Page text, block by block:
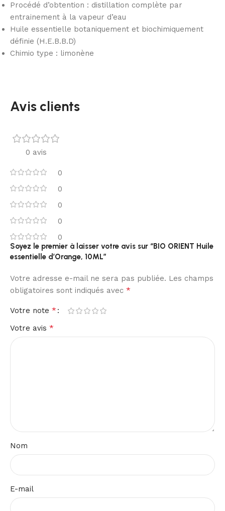
Procédé d’obtention : distillation complète par
entrainement à la vapeur d’eau
Huile essentielle botaniquement et biochimiquement
définie (H.E.B.B.D)
Chimio type : limonène
Avis clients
0 avis
0
0
0
0
0
Soyez le premier à laisser votre avis sur “BIO ORIENT Huile
essentielle d’Orange, 10ML”
Votre adresse e-mail ne sera pas publiée. Les champs
obligatoires sont indiqués avec *
Votre note *
Votre avis *
Nom
E-mail